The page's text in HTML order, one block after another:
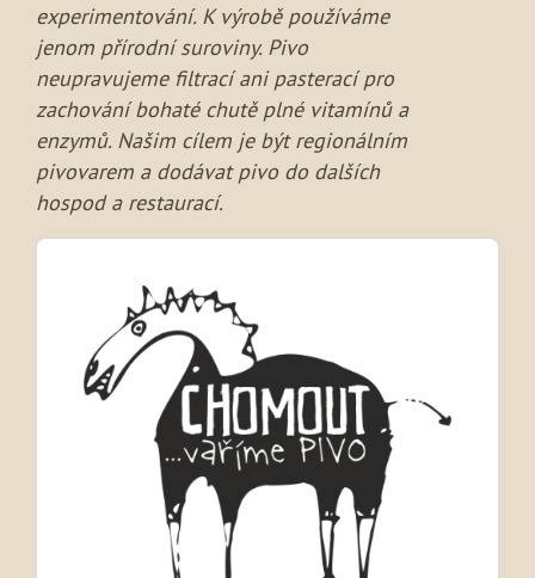
experimentování. K výrobě používáme
jenom přírodní suroviny. Pivo
neupravujeme filtrací ani pasterací pro
zachování bohaté chutě plné vitamínů a
enzymů. Našim cílem je být regionálním
pivovarem a dodávat pivo do dalších
hospod a restaurací.